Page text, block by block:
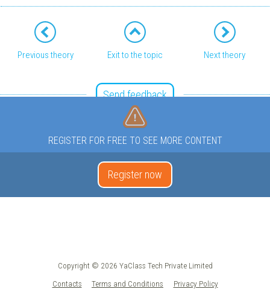
Previous theory Exit to the topic Next theory
Send feedback
REGISTER FOR FREE TO SEE MORE CONTENT
Register now
Copyright © 2026 YaClass Tech Private Limited
Contacts
Terms and Conditions Privacy Policy